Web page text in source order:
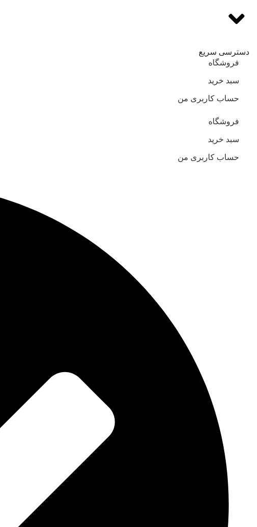
دسترسی سریع
فروشگاه
سبد خرید
حساب کاربری من
فروشگاه
سبد خرید
حساب کاربری من